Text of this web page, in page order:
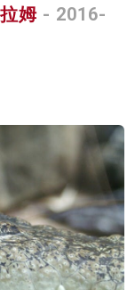
姆 - 2016-